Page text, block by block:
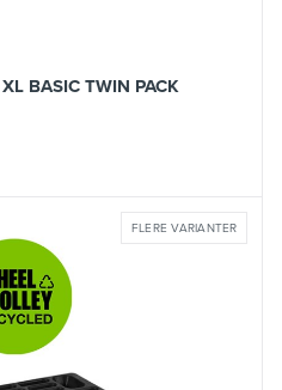
BASIC TWIN PACK
FLERE VARIANTER